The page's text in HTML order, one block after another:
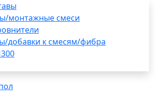
монтажные смеси
добавки к смесям/фибра